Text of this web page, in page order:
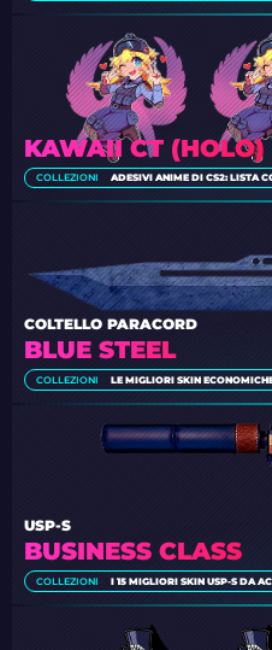
KAWAII CT (HOLO)
COLLEZIONI ADESIVI ANIME DI CS2: LISTA
BLUE STEEL
COLTELLO PARACORD
COLLEZIONI
BUSINESS CLASS
USP-S
COLLEZIONI I 15 MIGLIORI SKIN USP-S DA